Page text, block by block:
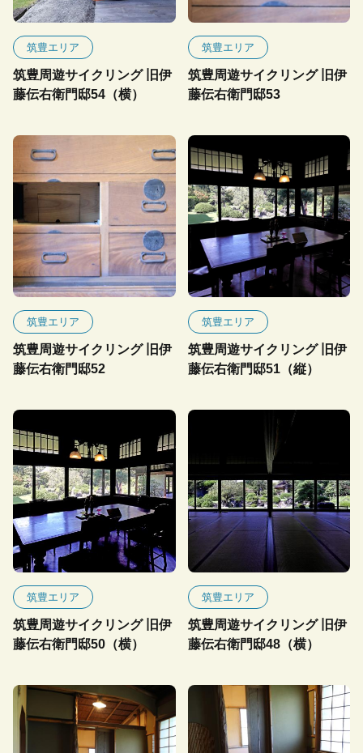
筑豊エリア
筑豊周遊サイクリング 旧伊
藤伝右衛門邸54（横）
筑豊エリア
筑豊周遊サイクリング 旧伊
藤伝右衛門邸53
筑豊エリア
筑豊周遊サイクリング 旧伊
藤伝右衛門邸52
筑豊エリア
筑豊周遊サイクリング 旧伊
藤伝右衛門邸51（縦）
筑豊エリア
筑豊周遊サイクリング 旧伊
藤伝右衛門邸50（横）
筑豊エリア
筑豊周遊サイクリング 旧伊
藤伝右衛門邸48（横）